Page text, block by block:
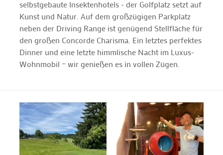
selbstgebaute Insektenhotels - der Golfplatz setzt auf
Kunst und Natur. Auf dem großzügigen Parkplatz
neben der Driving Range ist genügend Stellfläche für
den großen Concorde Charisma. Ein letztes perfektes
Dinner und eine letzte himmlische Nacht im Luxus-
Wohnmobil – wir genießen es in vollen Zügen.